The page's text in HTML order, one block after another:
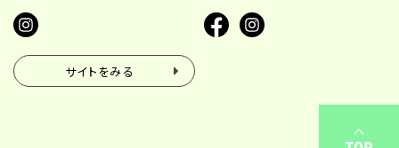
サイトをみる